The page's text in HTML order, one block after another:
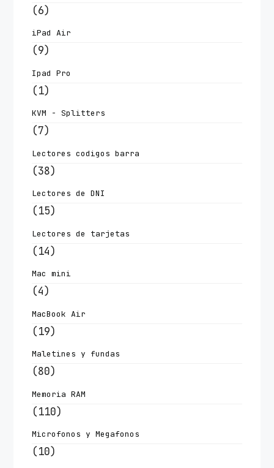
(6)
iPad Air
(9)
Ipad Pro
(1)
KVM - Splitters
(7)
Lectores codigos barra
(38)
Lectores de DNI
(15)
Lectores de tarjetas
(14)
Mac mini
(4)
MacBook Air
(19)
Maletines y fundas
(80)
Memoria RAM
(110)
Microfonos y Megafonos
(10)